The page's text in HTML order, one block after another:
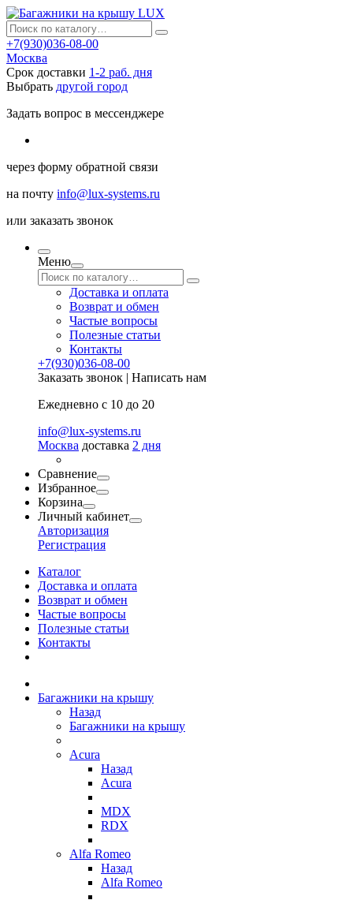
+7(930)036-08-00
Москва
Срок доставки 1-2 раб. дня
Выбрать другой город
Задать вопрос в мессенджере
через форму обратной связи
на почту info@lux-systems.ru
или заказать звонок
Меню
Доставка и оплата
Возврат и обмен
Частые вопросы
Полезные статьи
Контакты
+7(930)036-08-00
Заказать звонок | Написать нам
Ежедневно с 10 до 20
info@lux-systems.ru
Москва доставка 2 дня
Сравнение
Избранное
Корзина
Личный кабинет
Авторизация
Регистрация
Каталог
Доставка и оплата
Возврат и обмен
Частые вопросы
Полезные статьи
Контакты
Багажники на крышу
Назад
Багажники на крышу
Acura
Назад
Acura
MDX
RDX
Alfa Romeo
Назад
Alfa Romeo